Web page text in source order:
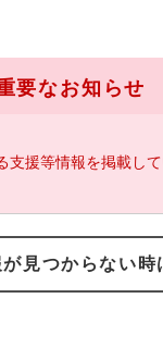
要なお知らせ
支援等情報を掲載し
見つからない時